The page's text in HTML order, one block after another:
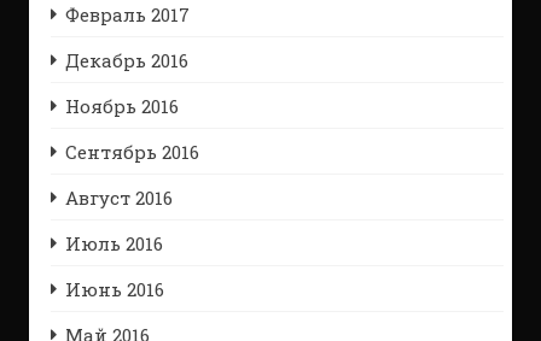
Февраль 2017
Декабрь 2016
Ноябрь 2016
Сентябрь 2016
Август 2016
Июль 2016
Июнь 2016
Май 2016